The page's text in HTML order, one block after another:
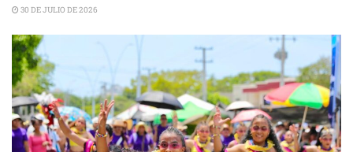
30 DE JULIO DE 2026